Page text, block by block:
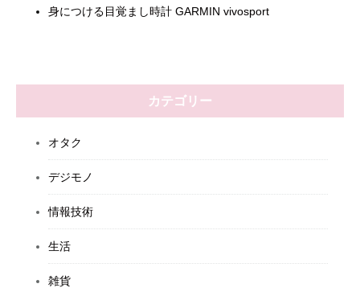
身につける目覚まし時計 GARMIN vivosport
カテゴリー
オタク
デジモノ
情報技術
生活
雑貨